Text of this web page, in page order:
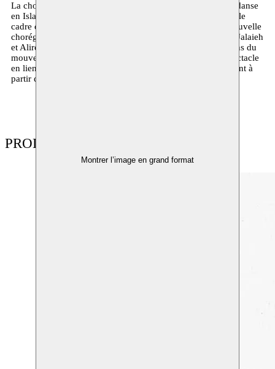
Montrer l’image en grand format
La chorégraphe Bára Sigfúsdóttir a suivi une formation de danse
en Islande, aux Pays-Bas et à P.A.R.T.S., à Bruxelles. Dans le
cadre de sa résidence à Moussem en 2017, elle crée une nouvelle
chorégraphie pour deux danseurs de Téhéran : Masoumeh Jalaieh
et Alireza Mir. Cette production
met en lumière le sens du
mouvement dans divers contextes culturels. Elle met le spectacle
en lien avec les différents publics qui le regardent et le vivent à
partir de leurs propres conventions sociales.
PRODUCTIONS